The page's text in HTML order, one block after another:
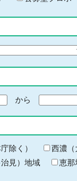
から
終
わ
り
除く） 西濃（
見）地域 恵那